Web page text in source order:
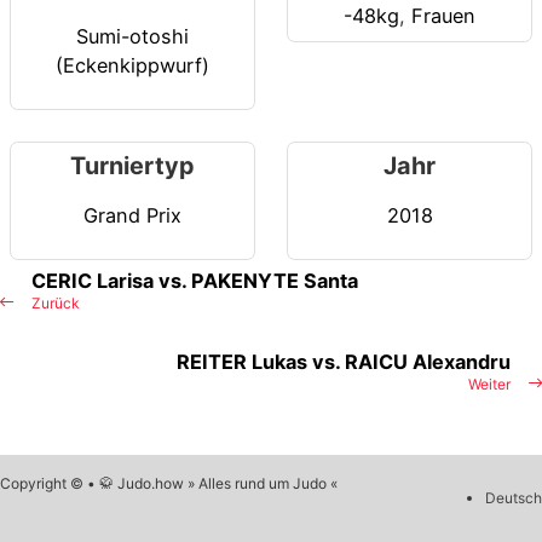
Sumi-otoshi
(Eckenkippwurf)
-48kg, Frauen
Turniertyp
Grand Prix
Jahr
2018
Zurück
CERIC Larisa vs. PAKENYTE Santa
Weiter
REITER Lukas vs. RAICU Alexandru
Copyright © • 🥋 Judo.how » Alles rund um Judo «
Deutsch